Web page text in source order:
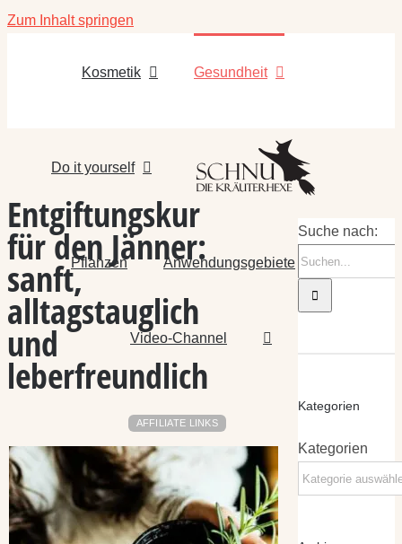
Zum Inhalt springen
Kosmetik Gesundheit
Do it yourself
Pflanzen Anwendungsgebiete
Video-Channel
Entgiftungskur
für den Jänner:
sanft,
alltagstauglich
und
leberfreundlich
AFFILIATE LINKS
Suche nach:
Kategorien
Kategorien